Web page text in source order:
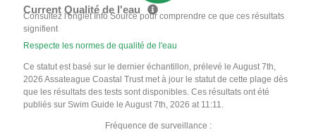
Current Qualité de l'eau
Consultez l'onglet Info Source pour comprendre ce que ces résultats
signifient
Respecte les normes de qualité de l'eau
Ce statut est basé sur le dernier échantillon, prélevé le August 7th,
2026 Assateague Coastal Trust met à jour le statut de cette plage dès
que les résultats des tests sont disponibles. Ces résultats ont été
publiés sur Swim Guide le August 7th, 2026 at 11:11.
Fréquence de surveillance :